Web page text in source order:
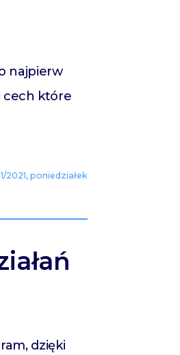
najpierw
cech które
2021, poniedziałek
dzięki